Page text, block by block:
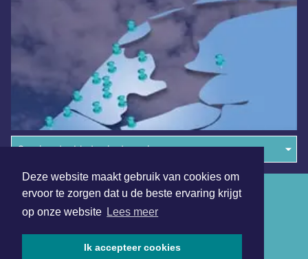
Deze website maakt gebruik van cookies om
ervoor te zorgen dat u de beste ervaring krijgt
op onze website Lees meer
Ik accepteer cookies
Overige dagbladen in de regio
Algemene voorwaarden
Disclaimer